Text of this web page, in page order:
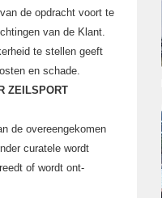
de opdracht voort te
van de Klant.
te stellen geeft
en schade.
ZEILSPORT
de overeengekomen
curatele wordt
of wordt ont-